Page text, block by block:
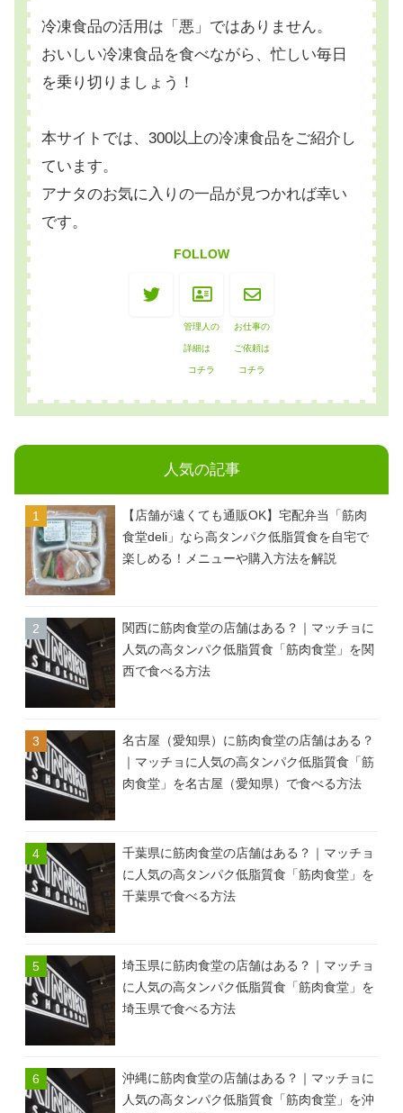
冷凍食品の活用は「悪」ではありません。
おいしい冷凍食品を食べながら、忙しい毎日
を乗り切りましょう！
本サイトでは、300以上の冷凍食品をご紹介し
ています。
アナタのお気に入りの一品が見つかれば幸い
です。
FOLLOW
管理人の
詳細は
コチラ
お仕事の
ご依頼は
コチラ
人気の記事
【店舗が遠くても通販OK】宅配弁当「筋肉
食堂deli」なら高タンパク低脂質食を自宅で
楽しめる！メニューや購入方法を解説
関西に筋肉食堂の店舗はある？｜マッチョに
人気の高タンパク低脂質食「筋肉食堂」を関
西で食べる方法
名古屋（愛知県）に筋肉食堂の店舗はある？
｜マッチョに人気の高タンパク低脂質食「筋
肉食堂」を名古屋（愛知県）で食べる方法
千葉県に筋肉食堂の店舗はある？｜マッチョ
に人気の高タンパク低脂質食「筋肉食堂」を
千葉県で食べる方法
埼玉県に筋肉食堂の店舗はある？｜マッチョ
に人気の高タンパク低脂質食「筋肉食堂」を
埼玉県で食べる方法
沖縄に筋肉食堂の店舗はある？｜マッチョに
人気の高タンパク低脂質食「筋肉食堂」を沖